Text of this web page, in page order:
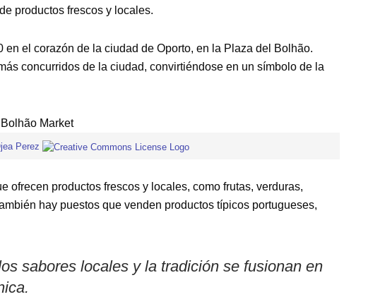
productos frescos y locales.
en el corazón de la ciudad de Oporto, en la Plaza del Bolhão.
concurridos de la ciudad, convirtiéndose en un símbolo de la
Perez
ofrecen productos frescos y locales, como frutas, verduras,
hay puestos que venden productos típicos portugueses,
sabores locales y la tradición se fusionan en